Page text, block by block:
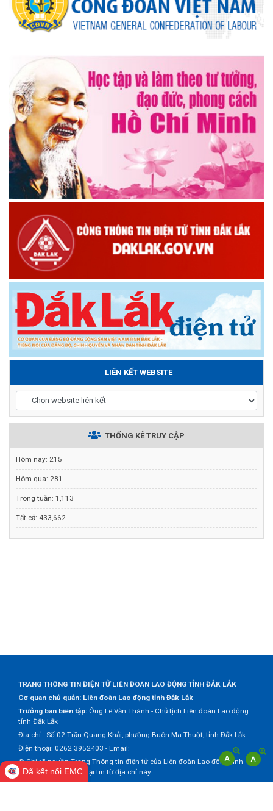
LIÊN KẾT WEBSITE
THỐNG KÊ TRUY CẬP
Hôm nay: 215
Hôm qua: 281
Trong tuần: 1,113
Tất cả: 433,662
TRANG THÔNG TIN ĐIỆN TỬ LIÊN ĐOÀN LAO ĐỘNG TỈNH ĐẮK LẮK
Cơ quan chủ quản: Liên đoàn Lao động tỉnh Đắk Lắk
Trưởng ban biên tập: Ông Lê Văn Thành - Chủ tịch Liên đoàn Lao động
tỉnh Đắk Lắk
Địa chỉ: Số 02 Trần Quang Khải, phường Buôn Ma Thuột, tỉnh Đắk Lắk
Điện thoại: 0262 3952403 - Email:
© Ghi rõ nguồn Trang Thông tin điện tử của Liên đoàn Lao động tỉnh
Đắk Lắk khi trích dẫn lại tin từ địa chỉ này.
Đã kết nối EMC